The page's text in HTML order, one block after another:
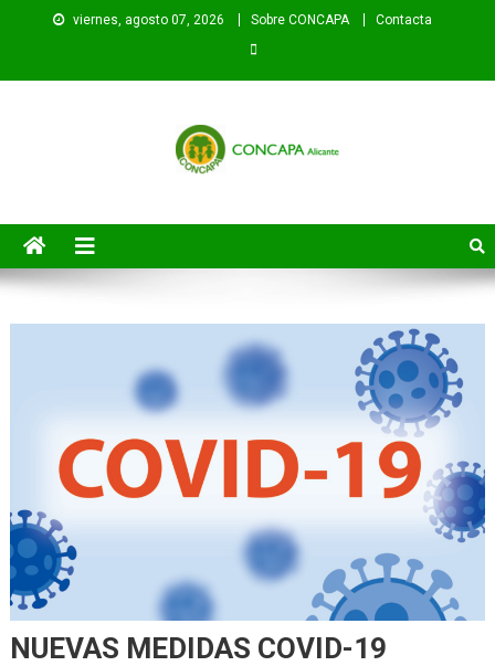
viernes, agosto 07, 2026 Sobre CONCAPA Contacta
Alicante
NUEVAS MEDIDAS COVID-19